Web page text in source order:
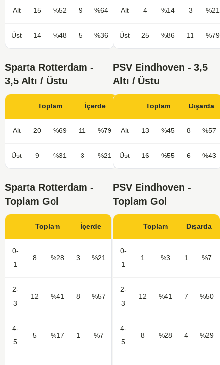
Alt 15 %52 9 %64
Üst 14 %48 5 %36
Alt 4 %14 3 %21
Üst 25 %86 11 %79
Sparta Rotterdam -
3,5 Altı / Üstü
Toplam İçerde
Alt 20 %69 11 %79
Üst 9 %31 3 %21
PSV Eindhoven - 3,5
Altı / Üstü
Toplam Dışarda
Alt 13 %45 8 %57
Üst 16 %55 6 %43
Sparta Rotterdam -
Toplam Gol
Toplam İçerde
0-
1
8 %28 3 %21
2-
3
12 %41 8 %57
4-
5
5 %17 1 %7
PSV Eindhoven -
Toplam Gol
Toplam Dışarda
0-
1
1 %3 1 %7
2-
3
12 %41 7 %50
4-
5
8 %28 4 %29